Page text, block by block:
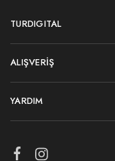
TURDIGITAL
ALIŞVERIŞ
YARDIM